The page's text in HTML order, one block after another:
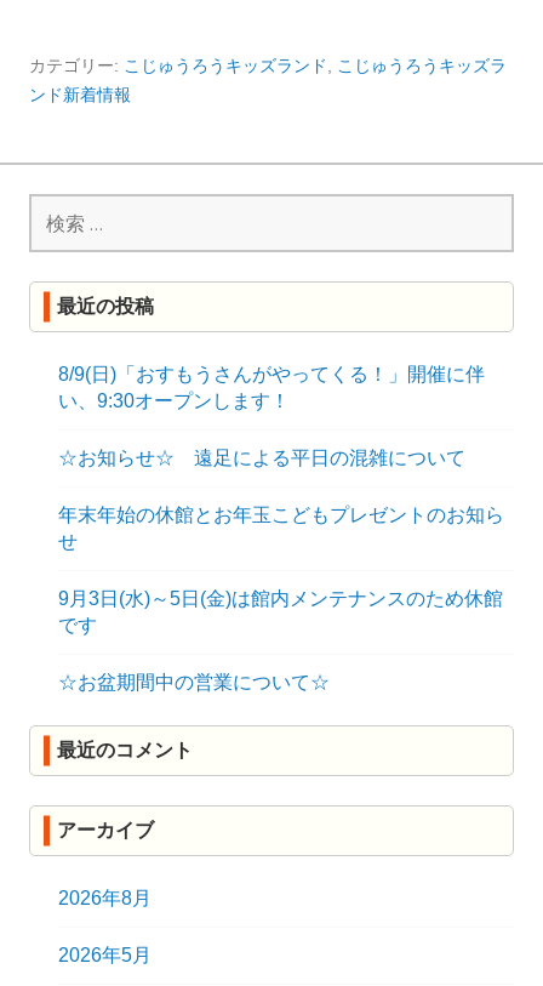
カテゴリー: こじゅうろうキッズランド
こじゅうろうキッズラ
ンド新着情報
索:
最近の投稿
8/9(日)「おすもうさんがやってくる！」開催に伴
い、9:30オープンします！
☆お知らせ☆ 遠足による平日の混雑について
年末年始の休館とお年玉こどもプレゼントのお知ら
せ
9月3日(水)～5日(金)は館内メンテナンスのため休館
です
☆お盆期間中の営業について☆
最近のコメント
アーカイブ
2026年8月
2026年5月